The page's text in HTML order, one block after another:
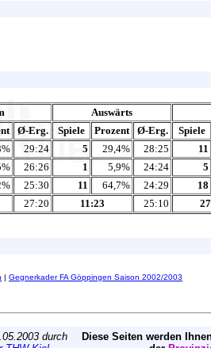
Auswärts
Ø-Erg. Spiele Prozent Ø-Erg.
Spiele
29:24 5 29,4% 28:25
11
26:26 1 5,9% 24:24
5
25:30 11 64,7% 24:29
18
27:20 11:23 25:10
| Gegnerkader FA Göppingen Saison 2002/2003
durch
Diese Seiten werden